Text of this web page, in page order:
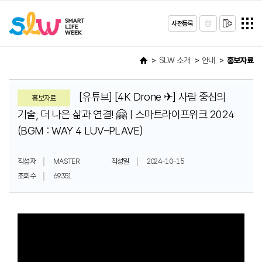
사전등록
SLW 소개 안내 홍보자료
홍보자료
[유튜브] [4K Drone ✈] 사람 중심의
기술, 더 나은 삶과 연결! 🤗ㅣ스마트라이프위크 2024
(BGM : WAY 4 LUV–PLAVE)
작성자 MASTER 작성일
2024-10-15
조회수
69351